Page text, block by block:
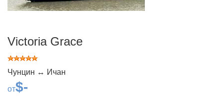
Victoria Grace
Чунцин ↔ Ичан
от$-